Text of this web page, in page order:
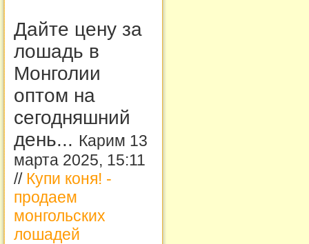
Дайте цену за
лошадь в
Монголии
оптом на
сегодняшний
день... Карим 13
марта 2025, 15:11
// Купи коня! -
продаем
монгольских
лошадей